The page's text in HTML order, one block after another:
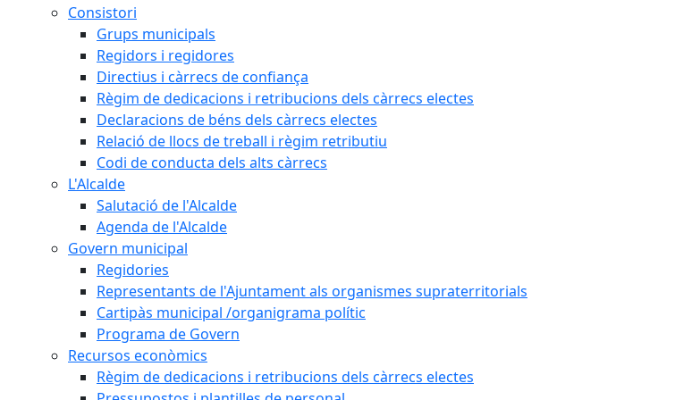
Consistori
Grups municipals
Regidors i regidores
Directius i càrrecs de confiança
Règim de dedicacions i retribucions dels càrrecs electes
Declaracions de béns dels càrrecs electes
Relació de llocs de treball i règim retributiu
Codi de conducta dels alts càrrecs
L'Alcalde
Salutació de l'Alcalde
Agenda de l'Alcalde
Govern municipal
Regidories
Representants de l'Ajuntament als organismes supraterritorials
Cartipàs municipal /organigrama polític
Programa de Govern
Recursos econòmics
Règim de dedicacions i retribucions dels càrrecs electes